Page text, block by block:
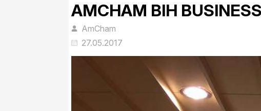
AMCHAM BIH
AmCham
27.05.2017